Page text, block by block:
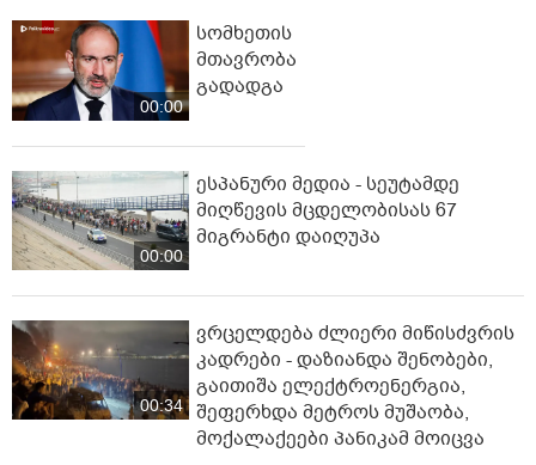
00:00
სომხეთის
მთავრობა
გადადგა
00:00
ესპანური მედია - სეუტამდე
მიღწევის მცდელობისას 67
მიგრანტი დაიღუპა
00:34
ვრცელდება ძლიერი მიწისძვრის
კადრები - დაზიანდა შენობები,
გაითიშა ელექტროენერგია,
შეფერხდა მეტროს მუშაობა,
მოქალაქეები პანიკამ მოიცვა